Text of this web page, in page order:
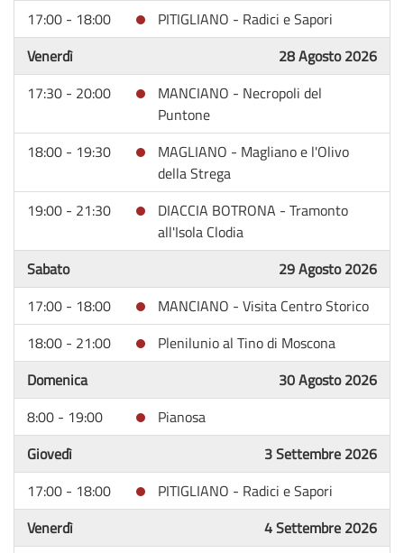
17:00 - 18:00
PITIGLIANO - Radici e Sapori
Venerdì
28 Agosto 2026
17:30 - 20:00
MANCIANO - Necropoli del
Puntone
18:00 - 19:30
MAGLIANO - Magliano e l'Olivo
della Strega
19:00 - 21:30
DIACCIA BOTRONA - Tramonto
all'Isola Clodia
Sabato
29 Agosto 2026
17:00 - 18:00
MANCIANO - Visita Centro Storico
18:00 - 21:00
Plenilunio al Tino di Moscona
Domenica
30 Agosto 2026
8:00 - 19:00
Pianosa
Giovedì
3 Settembre 2026
17:00 - 18:00
PITIGLIANO - Radici e Sapori
Venerdì
4 Settembre 2026